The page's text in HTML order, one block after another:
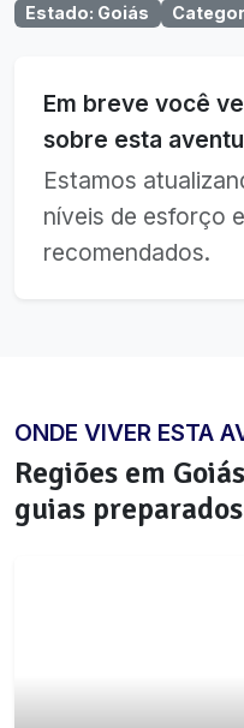
Estado: Goiás
Em breve você
sobre esta
Estamos
níveis de esforço
recomendados.
ONDE VIVER ESTA
Regiões em Goiás
guias preparados